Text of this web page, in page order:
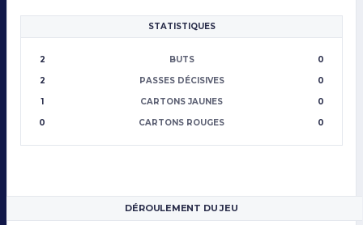
STATISTIQUES
2 BUTS
0
2
PASSES DÉCISIVES
0
1
CARTONS JAUNES
0
0
CARTONS ROUGES 0
DÉROULEMENT DU JEU